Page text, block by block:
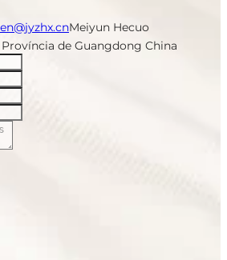
Meiyun Hecuo
de Guangdong China